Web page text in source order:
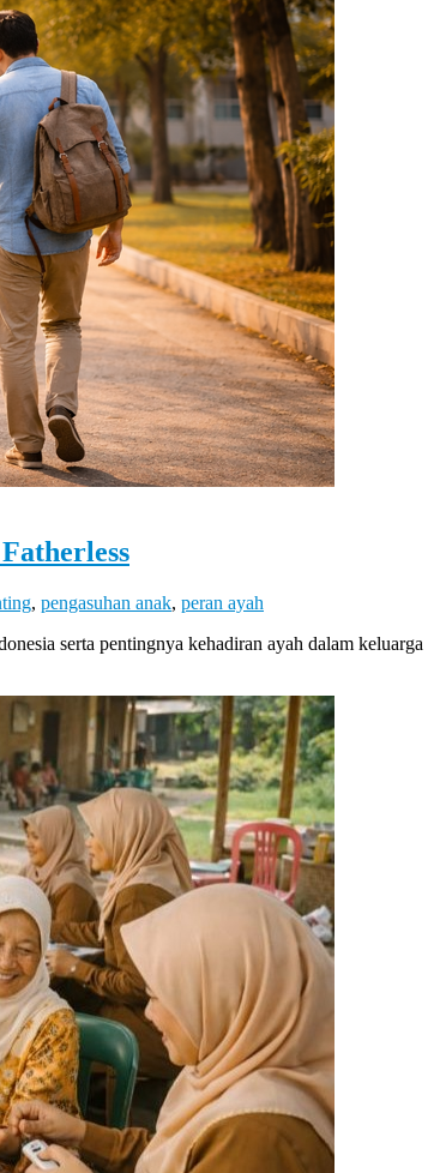
, pengasuhan anak, peran ayah
serta pentingnya kehadiran ayah dalam keluarga